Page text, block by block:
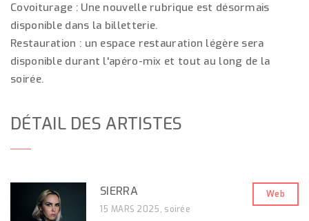
Covoiturage : Une nouvelle rubrique est désormais
disponible dans la billetterie.
Restauration : un espace restauration légère sera
disponible durant l'apéro-mix et tout au long de la
soirée.
DÉTAIL DES ARTISTES
SIERRA
Web
15 MARS 2025, soirée